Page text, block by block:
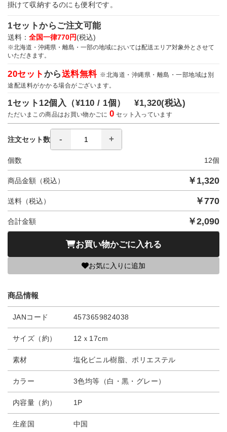
掛けて収納するのにも便利です。
1セットからご注文可能
送料： 全国一律770円(税込)
※北海道・沖縄県・離島・一部の地域においては配送エリア対象外とさせて
いただきます。
20セット から送料無料 ※北海道・沖縄県・離島・一部地域は別
途配送料がかかる場合がございます。
1セット12個入（¥110 / 1個）¥1,320(税込)
ただいまこの商品はお買い物かごに0 セット入っています
注文セット数
個数 12個
商品金額（税込） ￥ 1,320
送料（税込） ￥770
合計金額 ￥2,090
お買い物かごに入れる
お気に入りに追加
商品情報
JANコード 4573659824038
サイズ（約） 12ｘ17cm
素材 塩化ビニル樹脂、ポリエステル
カラー 3色均等（白・黒・グレー）
内容量（約） 1P
生産国 中国